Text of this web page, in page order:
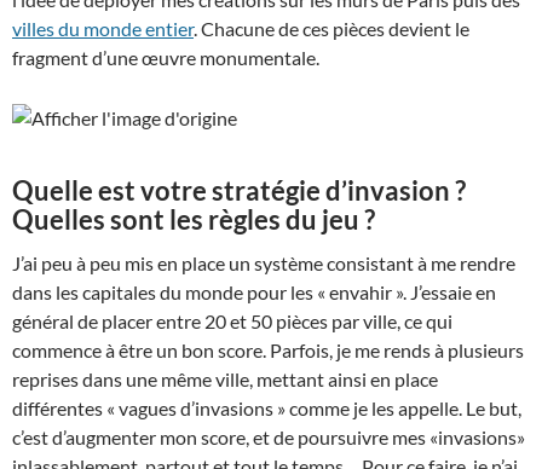
villes du monde entier. Chacune de ces pièces devient le
fragment d’une œuvre monumentale.
Quelle est votre stratégie d’invasion ?
Quelles sont les règles du jeu ?
J’ai peu à peu mis en place un système consistant à me rendre
dans les capitales du monde pour les « envahir ». J’essaie en
général de placer entre 20 et 50 pièces par ville, ce qui
commence à être un bon score. Parfois, je me rends à plusieurs
reprises dans une même ville, mettant ainsi en place
différentes « vagues d’invasions » comme je les appelle. Le but,
c’est d’augmenter mon score, et de poursuivre mes «invasions»